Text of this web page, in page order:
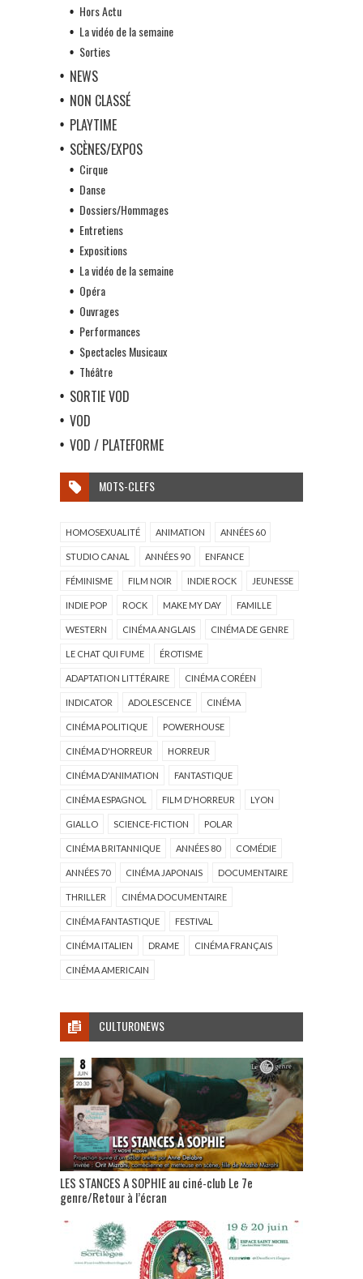
Hors Actu
La vidéo de la semaine
Sorties
NEWS
NON CLASSÉ
PLAYTIME
SCÈNES/EXPOS
Cirque
Danse
Dossiers/Hommages
Entretiens
Expositions
La vidéo de la semaine
Opéra
Ouvrages
Performances
Spectacles Musicaux
Théâtre
SORTIE VOD
VOD
VOD / PLATEFORME
MOTS-CLEFS
HOMOSEXUALITÉ ANIMATION ANNÉES 60
STUDIO CANAL ANNÉES 90 ENFANCE
FÉMINISME FILM NOIR INDIE ROCK JEUNESSE
INDIE POP ROCK MAKE MY DAY FAMILLE
WESTERN CINÉMA ANGLAIS CINÉMA DE GENRE
LE CHAT QUI FUME ÉROTISME
ADAPTATION LITTÉRAIRE CINÉMA CORÉEN
INDICATOR ADOLESCENCE CINÉMA
CINÉMA POLITIQUE POWERHOUSE
CINÉMA D'HORREUR HORREUR
CINÉMA D'ANIMATION FANTASTIQUE
CINÉMA ESPAGNOL FILM D'HORREUR LYON
GIALLO SCIENCE-FICTION POLAR
CINÉMA BRITANNIQUE ANNÉES 80 COMÉDIE
ANNÉES 70 CINÉMA JAPONAIS DOCUMENTAIRE
THRILLER CINÉMA DOCUMENTAIRE
CINÉMA FANTASTIQUE FESTIVAL
CINÉMA ITALIEN DRAME CINÉMA FRANÇAIS
CINÉMA AMERICAIN
CULTURONEWS
LES STANCES A SOPHIE au ciné-club Le 7e
genre/Retour à l’écran